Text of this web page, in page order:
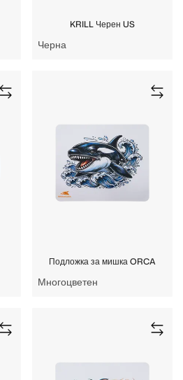
KRILL Черен US
Черна
Подложка за мишка ORCA
Многоцветен